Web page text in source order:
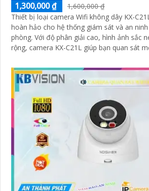
1,300,000 ₫
1,600,000 ₫
Thiết bị loại camera Wifi không dây KX-
hoàn hảo cho hệ thống giám sát và an
phòng. Với độ phân giải cao, hình ảnh sắc nét và góc nhìn
rộng, camera KX-C21L giúp bạn quan sát